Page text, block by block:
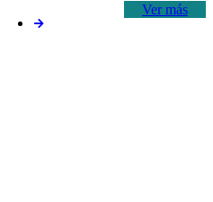
Ver más